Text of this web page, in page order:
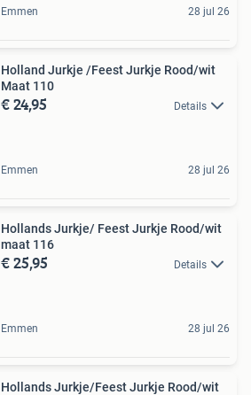
Emmen 28 jul 26
Holland Jurkje /Feest Jurkje Rood/wit
Maat 110
€ 24,95 Details
Emmen 28 jul 26
Hollands Jurkje/ Feest Jurkje Rood/wit
maat 116
€ 25,95 Details
Emmen 28 jul 26
Hollands Jurkje/Feest Jurkje Rood/wit